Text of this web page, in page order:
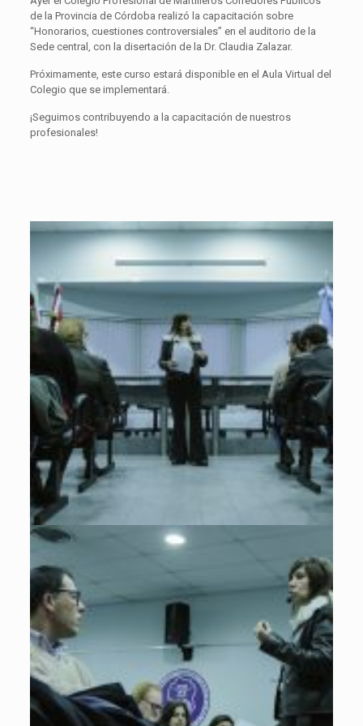
de la Provincia de Córdoba realizó la capacitación sobre
“Honorarios, cuestiones controversiales” en el auditorio de la
Sede central, con la disertación de la Dr. Claudia Zalazar.
Próximamente, este curso estará disponible en el Aula Virtual del
Colegio que se implementará.
¡Seguimos contribuyendo a la capacitación de nuestros
profesionales!